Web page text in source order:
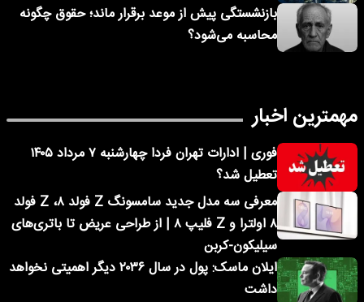
بازنشستگی پیش از موعد برقرار ماند؛ حقوق چگونه
محاسبه می‌شود؟
مهمترین اخبار
فوری | ادارات تهران فردا چهارشنبه ۷ مرداد ۱۴۰۵
تعطیل شد؟
معرفی سه مدل جدید سامسونگ Z فولد ۸، Z فولد
۸ اولترا و Z فلیپ ۸ | از طراحی عریض تا باتری‌های
سیلیکون-کربن
ایلان ماسک: پول در سال ۲۰۳۶ دیگر اهمیتی نخواهد
داشت